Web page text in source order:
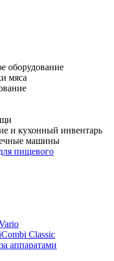
оборудование
мяса
и кухонный инвентарь
машины
пищевого
Classic
аппаратами